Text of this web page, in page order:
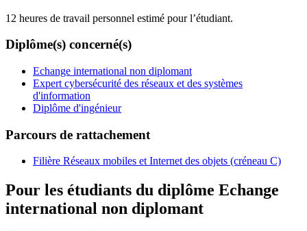
12 heures de travail personnel estimé pour l’étudiant.
Diplôme(s) concerné(s)
Echange international non diplomant
Expert cybersécurité des réseaux et des systèmes
d'information
Diplôme d'ingénieur
Parcours de rattachement
Filière Réseaux mobiles et Internet des objets (créneau C)
Pour les étudiants du diplôme Echange
international non diplomant